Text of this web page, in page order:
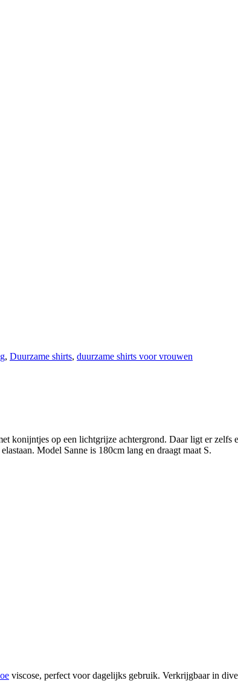
, Duurzame shirts, duurzame shirts voor vrouwen
konijntjes op een lichtgrijze achtergrond. Daar ligt er
Model Sanne is 180cm lang en draagt maat S.
viscose, perfect voor dagelijks gebruik. Verkrijgbaar in